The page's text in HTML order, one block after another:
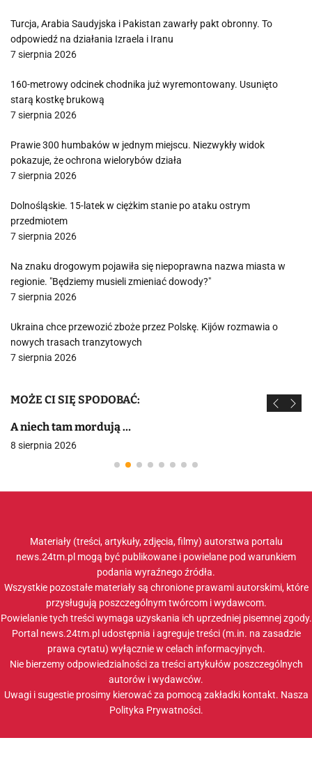
Turcja, Arabia Saudyjska i Pakistan zawarły pakt obronny. To
odpowiedź na działania Izraela i Iranu
7 sierpnia 2026
160-metrowy odcinek chodnika już wyremontowany. Usunięto
starą kostkę brukową
7 sierpnia 2026
Prawie 300 humbaków w jednym miejscu. Niezwykły widok
pokazuje, że ochrona wielorybów działa
7 sierpnia 2026
Dolnośląskie. 15-latek w ciężkim stanie po ataku ostrym
przedmiotem
7 sierpnia 2026
Na znaku drogowym pojawiła się niepoprawna nazwa miasta w
regionie. "Będziemy musieli zmieniać dowody?"
7 sierpnia 2026
Ukraina chce przewozić zboże przez Polskę. Kijów rozmawia o
nowych trasach tranzytowych
7 sierpnia 2026
MOŻE CI SIĘ SPODOBAĆ:
A niech tam mordują …
8 sierpnia 2026
Materiały (treści, artykuły, zdjęcia, filmy) autorstwa portalu
news.24tm.pl mogą być publikowane i powielane pod warunkiem
podania wyraźnego źródła.
Wszystkie pozostałe materiały są chronione prawami autorskimi, które
przysługują poszczególnym twórcom i wydawcom.
Powielanie tych treści wymaga uzyskania ich uprzedniej pisemnej zgody.
Portal news.24tm.pl udostępnia i agreguje treści (m.in. na zasadzie
prawa cytatu) wyłącznie w celach informacyjnych.
Nie bierzemy odpowiedzialności za treści artykułów poszczególnych
autorów i wydawców.
Uwagi i sugestie prosimy kierować za pomocą zakładki kontakt. Nasza
Polityka Prywatności.